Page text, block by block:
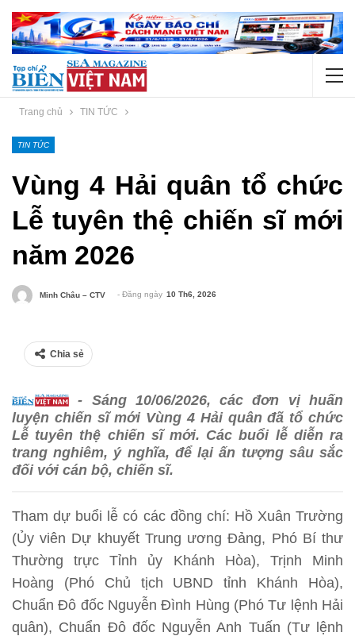
Trang chủ TIN TỨC
TIN TỨC
Vùng 4 Hải quân tổ chức
Lễ tuyên thệ chiến sĩ mới
năm 2026
Minh Châu – CTV - Đăng ngày 10 Th6, 2026
Chia sẻ
- Sáng 10/06/2026, các đơn vị huấn
luyện chiến sĩ mới Vùng 4 Hải quân đã tổ chức
Lễ tuyên thệ chiến sĩ mới. Các buổi lễ diễn ra
trang nghiêm, ý nghĩa, để lại ấn tượng sâu sắc
đối với cán bộ, chiến sĩ.
Tham dự buổi lễ có các đồng chí: Hồ Xuân Trường
(Ủy viên Dự khuyết Trung ương Đảng, Phó Bí thư
Thường trực Tỉnh ủy Khánh Hòa), Trịnh Minh
Hoàng (Phó Chủ tịch UBND tỉnh Khánh Hòa),
Chuẩn Đô đốc Nguyễn Đình Hùng (Phó Tư lệnh Hải
quân), Chuẩn Đô đốc Nguyễn Anh Tuấn (Tư lệnh